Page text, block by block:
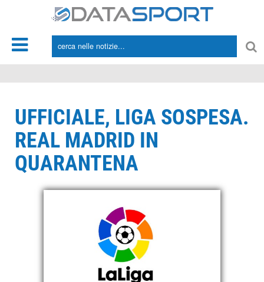
UFFICIALE, LIGA SOSPESA.
REAL MADRID IN
QUARANTENA